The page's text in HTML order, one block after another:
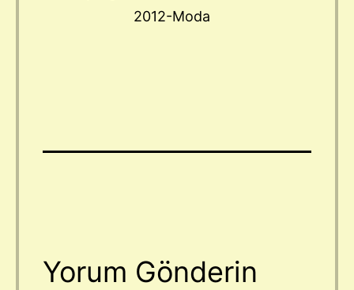
2012-Moda
Yorum Gönderin